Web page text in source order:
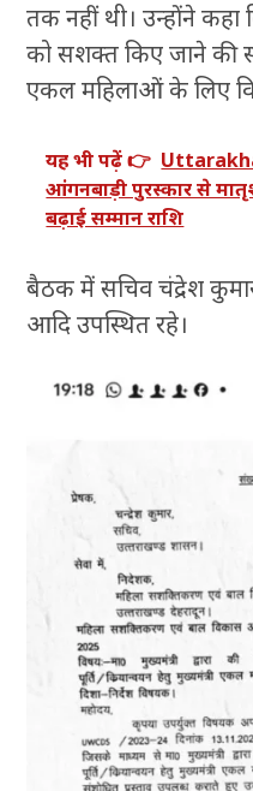
तक नहीं थी। उन्होंने
को सशक्त किए जाने की
एकल महिलाओं के लिए
यह भी पढ़ें 👉
आंगनबाड़ी पुरस्कार से
बढ़ाई सम्मान राशि
बैठक में सचिव चंद्रेश
आदि उपस्थित रहे।